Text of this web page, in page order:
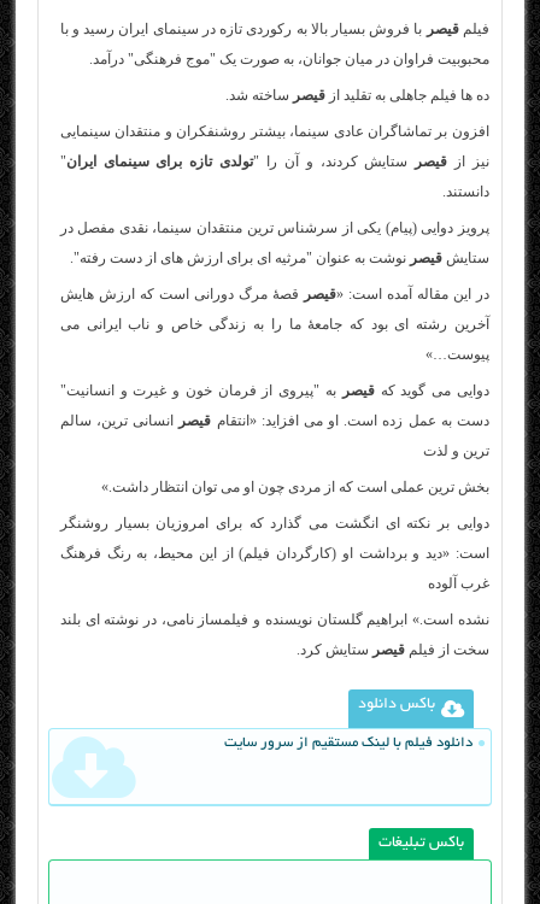
فیلمقیصر با فروش بسیار بالا به رکوردی تازه در سینمای ایران رسید و با
محبوبیت فراوان در میان جوانان، به صورت یک "موج فرهنگی" درآمد.
ده ها فیلم جاهلی به تقلید ازقیصر ساخته شد.
افزون بر تماشاگران عادی سینما، بیشتر روشنفکران و منتقدان سینمایی
نیز از قیصر ستایش کردند، و آن را "تولدی تازه برای سینمای ایران"
دانستند.
پرویز دوایی (پیام) یکی از سرشناس ترین منتقدان سینما، نقدی مفصل در
ستایشقیصر نوشت به عنوان "مرثیه ای برای ارزش های از دست رفته".
در این مقاله آمده است: «قیصر قصۀ مرگ دورانی است که ارزش هایش
آخرین رشته ای بود که جامعۀ ما را به زندگی خاص و ناب ایرانی می
پیوست…»
دوایی می گوید کهقیصر به "پیروی از فرمان خون و غیرت و انسانیت"
دست به عمل زده است. او می افزاید: «انتقام قیصر
انسانی ترین، سالم
ترین و لذت
بخش ترین عملی است که از مردی چون او می توان انتظار داشت.»
دوایی بر نکته ای انگشت می گذارد که برای امروزیان بسیار روشنگر
است: «دید و برداشت او (کارگردان فیلم) از این محیط، به رنگ فرهنگ
غرب آلوده
نشده است.» ابراهیم گلستان نویسنده و فیلمساز نامی، در نوشته ای بلند
سخت از فیلمقیصر ستایش کرد.
باکس دانلود
دانلود فیلم با لینک مستقیم از سرور سایت
باکس تبلیغات